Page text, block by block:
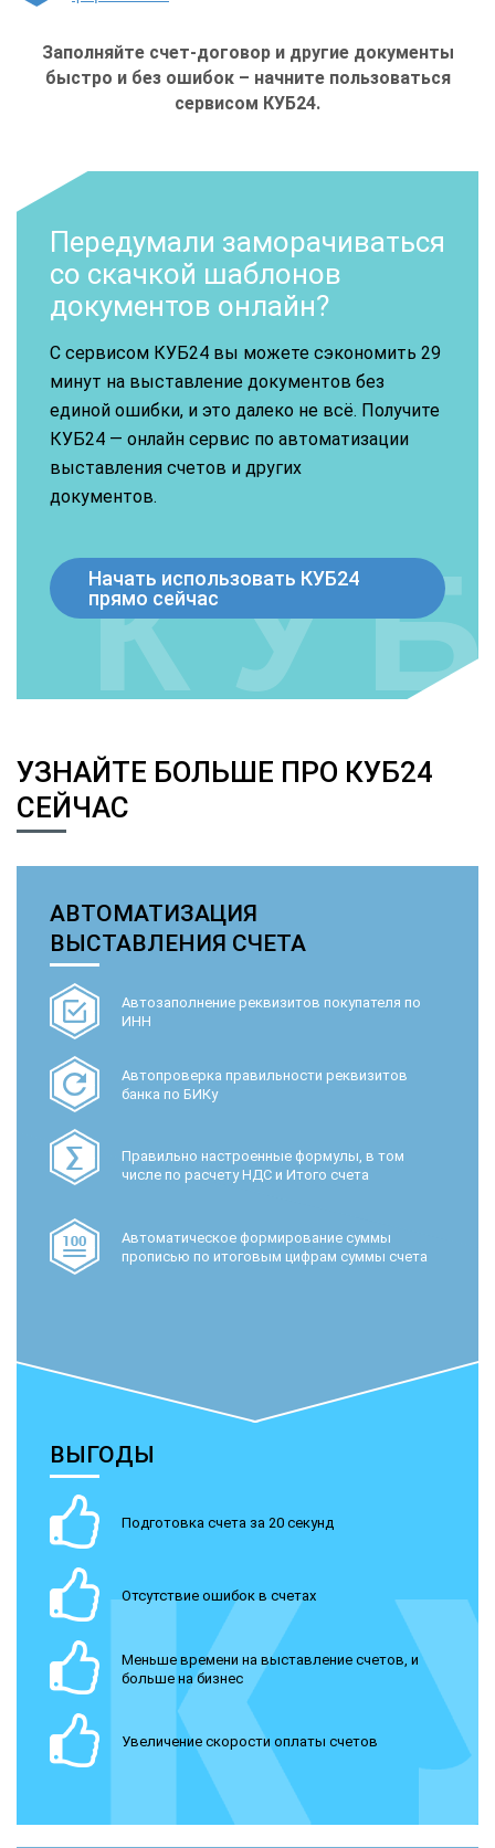
Заполняйте счет-договор и другие документы
быстро и без ошибок – начните пользоваться
сервисом КУБ24.
Передумали заморачиваться
со скачкой шаблонов
документов онлайн?
С сервисом КУБ24 вы можете сэкономить 29
минут на выставление документов без
единой ошибки, и это далеко не всё. Получите
КУБ24 — онлайн сервис по автоматизации
выставления счетов и других
документов.
Начать использовать КУБ24
прямо сейчас
УЗНАЙТЕ БОЛЬШЕ ПРО КУБ24
СЕЙЧАС
АВТОМАТИЗАЦИЯ
ВЫСТАВЛЕНИЯ СЧЕТА
Автозаполнение реквизитов покупателя по
ИНН
Автопроверка правильности реквизитов
банка по БИКу
Правильно настроенные формулы, в том
числе по расчету НДС и Итого счета
Автоматическое формирование суммы
прописью по итоговым цифрам суммы счета
ВЫГОДЫ
Подготовка счета за 20 секунд
Отсутствие ошибок в счетах
Меньше времени на выставление счетов, и
больше на бизнес
Увеличение скорости оплаты счетов